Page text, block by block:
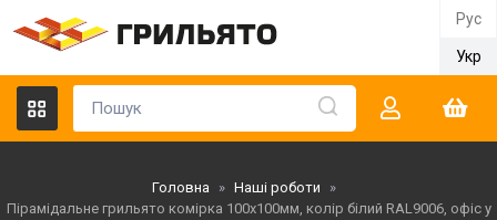
Рус
Укр
Головна » Наші роботи
»
Пірамідальне грильято комірка 100х100мм, колір білий RAL9006, офіс у